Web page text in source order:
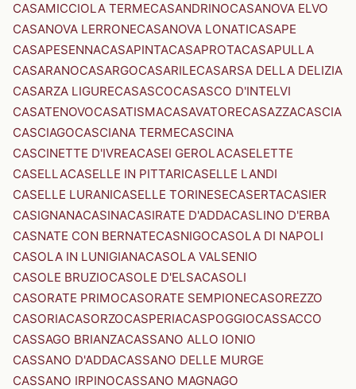
CASAMICCIOLA TERMECASANDRINOCASANOVA ELVO
CASANOVA LERRONECASANOVA LONATICASAPE
CASAPESENNACASAPINTACASAPROTACASAPULLA
CASARANOCASARGOCASARILECASARSA DELLA DELIZIA
CASARZA LIGURECASASCOCASASCO D'INTELVI
CASATENOVOCASATISMACASAVATORECASAZZACASCIA
CASCIAGOCASCIANA TERMECASCINA
CASCINETTE D'IVREACASEI GEROLACASELETTE
CASELLACASELLE IN PITTARICASELLE LANDI
CASELLE LURANICASELLE TORINESECASERTACASIER
CASIGNANACASINACASIRATE D'ADDACASLINO D'ERBA
CASNATE CON BERNATECASNIGOCASOLA DI NAPOLI
CASOLA IN LUNIGIANACASOLA VALSENIO
CASOLE BRUZIOCASOLE D'ELSACASOLI
CASORATE PRIMOCASORATE SEMPIONECASOREZZO
CASORIACASORZOCASPERIACASPOGGIOCASSACCO
CASSAGO BRIANZACASSANO ALLO IONIO
CASSANO D'ADDACASSANO DELLE MURGE
CASSANO IRPINOCASSANO MAGNAGO